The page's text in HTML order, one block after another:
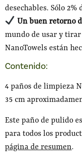
desechables. Sólo 2%
Un buen retorno
mundo de usar y
NanoTowels están
Contenido:
4 paños de limpieza
35 cm
Este paño de pulido
para todos los
página de resumen.